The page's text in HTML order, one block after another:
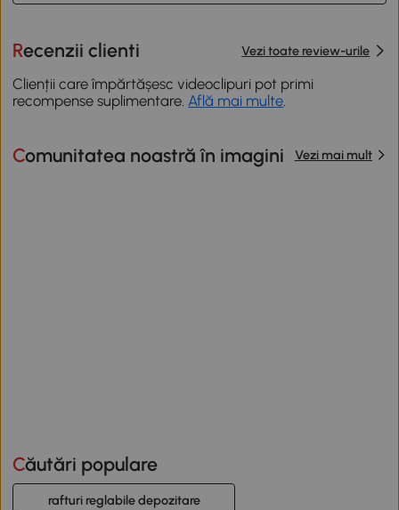
Recenzii clienti Vezi toate review-urile
Clienții care împărtășesc videoclipuri pot primi
recompense suplimentare. Află mai multe
Comunitatea noastră în imagini Vezi mai mult
Căutări populare
rafturi reglabile depozitare